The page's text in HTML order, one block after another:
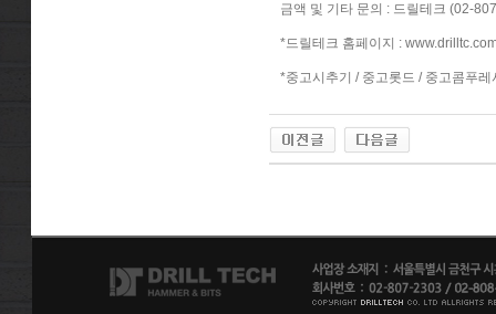
금액 및 기타 문의 : 드릴테크 (02-
*드릴테크 홈페이지 :
*중고시추기 / 중고롯드 / 중고콤푸